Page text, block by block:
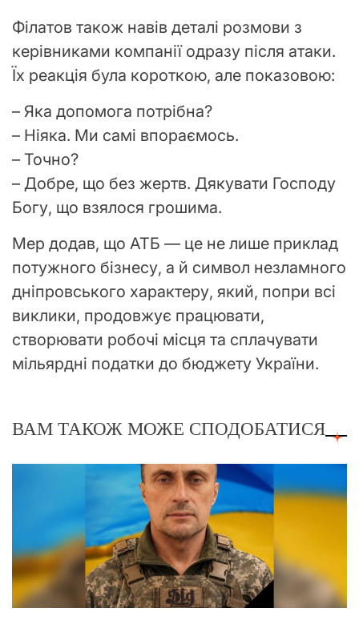
Філатов також навів деталі розмови з
керівниками компанії одразу після атаки.
Їх реакція була короткою, але показовою:
– Яка допомога потрібна?
– Ніяка. Ми самі впораємось.
– Точно?
– Добре, що без жертв. Дякувати Господу
Богу, що взялося грошима.
Мер додав, що АТБ — це не лише приклад
потужного бізнесу, а й символ незламного
дніпровського характеру, який, попри всі
виклики, продовжує працювати,
створювати робочі місця та сплачувати
мільярдні податки до бюджету України.
ВАМ ТАКОЖ МОЖЕ СПОДОБАТИСЯ